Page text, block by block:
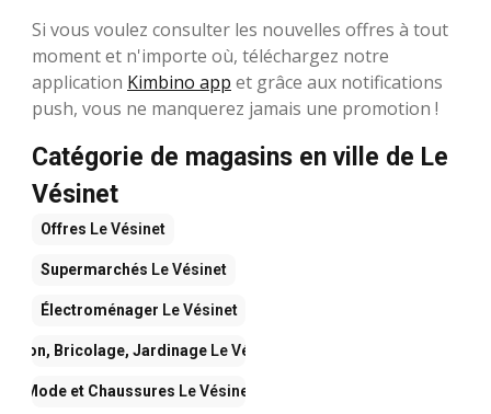
Si vous voulez consulter les nouvelles offres à tout
moment et n'importe où, téléchargez notre
application Kimbino app et grâce aux notifications
push, vous ne manquerez jamais une promotion !
Catégorie de magasins en ville de Le
Vésinet
Offres Le Vésinet
Supermarchés Le Vésinet
Électroménager Le Vésinet
Bricolage, Jardinage Le Vésinet
Mode et Chaussures Le Vésinet